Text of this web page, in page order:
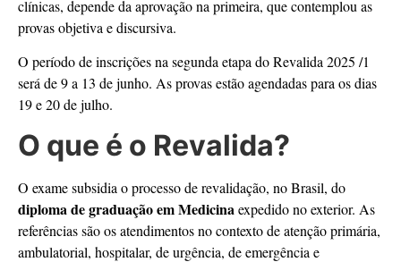
clínicas, depende da aprovação na primeira, que contemplou as
provas objetiva e discursiva.
O período de inscrições na segunda etapa do Revalida 2025 /1
será de 9 a 13 de junho. As provas estão agendadas para os dias
19 e 20 de julho.
O que é o Revalida?
O exame subsidia o processo de revalidação, no Brasil, do
diploma de graduação em Medicina expedido no exterior. As
referências são os atendimentos no contexto de atenção primária,
ambulatorial, hospitalar, de urgência, de emergência e